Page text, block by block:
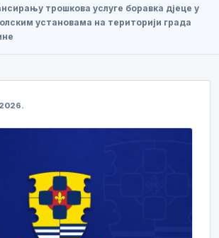
трошкова услуге боравка дјеце у
установама на територији града